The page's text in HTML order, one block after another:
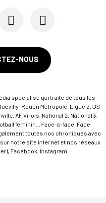
NOUS
spécialisé qui traite de tous les
Rouen Métropole, Ligue 2, US
AF Virois, National 2, National 3,
féminin... Face-à-face, Face
toutes nos chroniques avec
notre site internet et nos réseaux
Facebook, Instagram.